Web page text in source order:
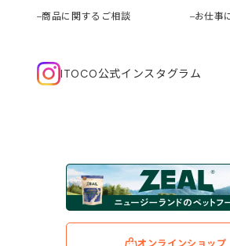
商品に関するご相談 お仕事
ITOCO公式インスタグラム
オンラインショップ